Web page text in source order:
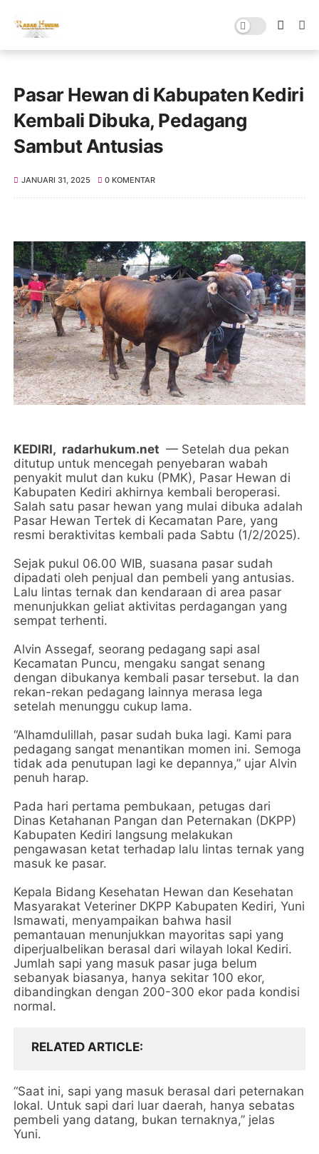
Pasar Hewan di Kabupaten Kediri
Kembali Dibuka, Pedagang
Sambut Antusias
JANUARI 31, 2025 0 KOMENTAR
KEDIRI, radarhukum.net — Setelah dua pekan
ditutup untuk mencegah penyebaran wabah
penyakit mulut dan kuku (PMK), Pasar Hewan di
Kabupaten Kediri akhirnya kembali beroperasi.
Salah satu pasar hewan yang mulai dibuka adalah
Pasar Hewan Tertek di Kecamatan Pare, yang
resmi beraktivitas kembali pada Sabtu (1/2/2025).
Sejak pukul 06.00 WIB, suasana pasar sudah
dipadati oleh penjual dan pembeli yang antusias.
Lalu lintas ternak dan kendaraan di area pasar
menunjukkan geliat aktivitas perdagangan yang
sempat terhenti.
Alvin Assegaf, seorang pedagang sapi asal
Kecamatan Puncu, mengaku sangat senang
dengan dibukanya kembali pasar tersebut. Ia dan
rekan-rekan pedagang lainnya merasa lega
setelah menunggu cukup lama.
“Alhamdulillah, pasar sudah buka lagi. Kami para
pedagang sangat menantikan momen ini. Semoga
tidak ada penutupan lagi ke depannya,” ujar Alvin
penuh harap.
Pada hari pertama pembukaan, petugas dari
Dinas Ketahanan Pangan dan Peternakan (DKPP)
Kabupaten Kediri langsung melakukan
pengawasan ketat terhadap lalu lintas ternak yang
masuk ke pasar.
Kepala Bidang Kesehatan Hewan dan Kesehatan
Masyarakat Veteriner DKPP Kabupaten Kediri, Yuni
Ismawati, menyampaikan bahwa hasil
pemantauan menunjukkan mayoritas sapi yang
diperjualbelikan berasal dari wilayah lokal Kediri.
Jumlah sapi yang masuk pasar juga belum
sebanyak biasanya, hanya sekitar 100 ekor,
dibandingkan dengan 200-300 ekor pada kondisi
normal.
RELATED ARTICLE
“Saat ini, sapi yang masuk berasal dari peternakan
lokal. Untuk sapi dari luar daerah, hanya sebatas
pembeli yang datang, bukan ternaknya,” jelas
Yuni.